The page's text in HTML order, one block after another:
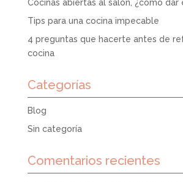
Cocinas abiertas al salón, ¿como dar
Tips para una cocina impecable
4 preguntas que hacerte antes de
cocina
Categorías
Blog
Sin categoría
Comentarios recientes